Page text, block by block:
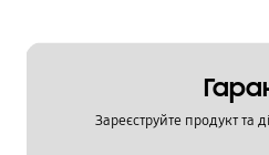
Зареєструйте продукт та